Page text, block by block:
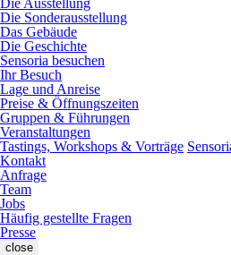
Die Ausstellung
Die Sonderausstellung
Das Gebäude
Die Geschichte
Sensoria besuchen
Ihr Besuch
Lage und Anreise
Preise & Öffnungszeiten
Gruppen & Führungen
Veranstaltungen
Tastings, Workshops & Vorträge
Kontakt
Anfrage
Team
Jobs
Häufig gestellte Fragen
Presse
close